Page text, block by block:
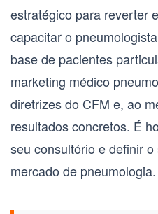
estratégico para reverter
capacitar o pneumologista
base de pacientes
marketing médico
diretrizes do CFM e, ao
resultados concretos. É
seu consultório e definir
mercado de pneumologia.